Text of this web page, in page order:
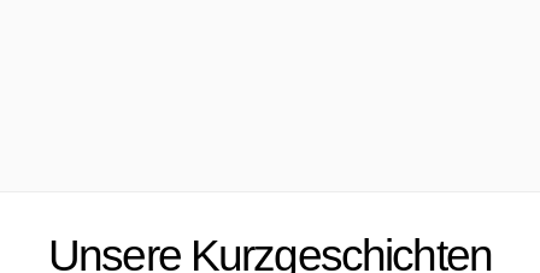
Unsere Kurzgeschichten